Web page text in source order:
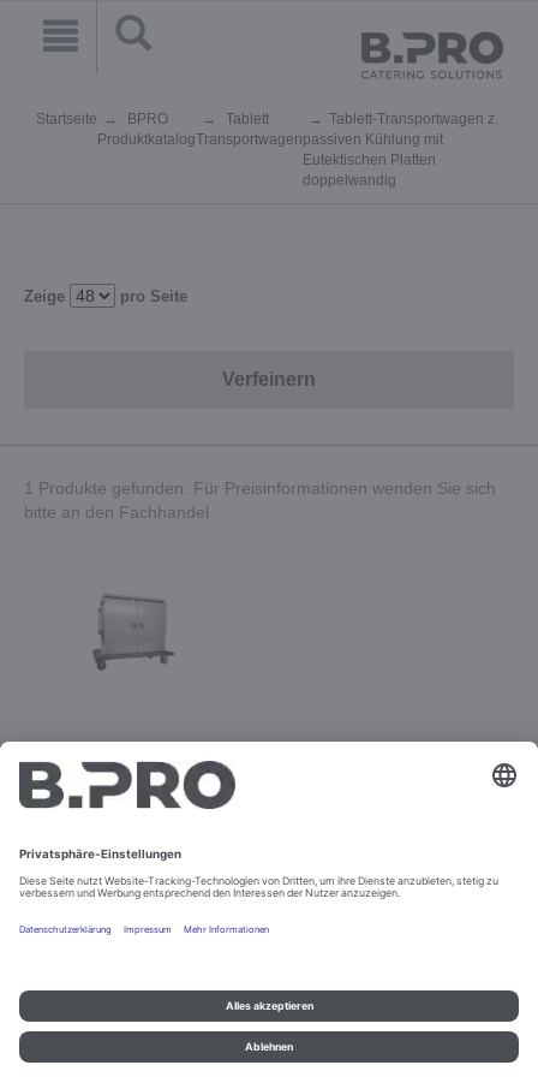
Startseite
BPRO
Produktkatalog
Tablett
Transportwagen
Tablett-Transportwagen z.
passiven Kühlung mit
Eutektischen Platten
doppelwandig
Zeige pro Seite
Verfeinern
1 Produkte gefunden. Für Preisinformationen wenden Sie sich
bitte an den Fachhandel
Best.-Nr. 575579
Impressum und Datenschutz Kontakt
Rechtliche Hinweise
© B.PRO Catering Solutions 2022